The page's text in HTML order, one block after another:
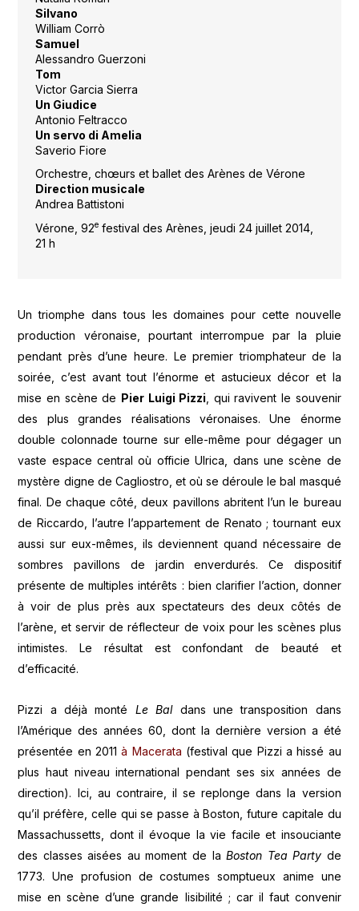
Silvano
William Corrò
Samuel
Alessandro Guerzoni
Tom
Victor Garcia Sierra
Un Giudice
Antonio Feltracco
Un servo di Amelia
Saverio Fiore
Orchestre, chœurs et ballet des Arènes de Vérone
Direction musicale
Andrea Battistoni
Vérone, 92efestival des Arènes, jeudi 24 juillet 2014,
21 h
Un triomphe dans tous les domaines pour cette nouvelle
production véronaise, pourtant interrompue par la pluie
pendant près d’une heure. Le premier triomphateur de la
soirée, c’est avant tout l’énorme et astucieux décor et la
mise en scène de Pier Luigi Pizzi, qui ravivent le souvenir
des plus grandes réalisations véronaises. Une énorme
double colonnade tourne sur elle-même pour dégager un
vaste espace central où officie Ulrica, dans une scène de
mystère digne de Cagliostro, et où se déroule le bal masqué
final. De chaque côté, deux pavillons abritent l’un le bureau
de Riccardo, l’autre l’appartement de Renato ; tournant eux
aussi sur eux-mêmes, ils deviennent quand nécessaire de
sombres pavillons de jardin enverdurés. Ce dispositif
présente de multiples intérêts : bien clarifier l’action, donner
à voir de plus près aux spectateurs des deux côtés de
l’arène, et servir de réflecteur de voix pour les scènes plus
intimistes. Le résultat est confondant de beauté et
d’efficacité.
Pizzi a déjà monté Le Baldans une transposition dans
l’Amérique des années 60, dont la dernière version a été
présentée en 2011à Macerata (festival que Pizzi a hissé au
plus haut niveau international pendant ses six années de
direction). Ici, au contraire, il se replonge dans la version
qu’il préfère, celle qui se passe à Boston, future capitale du
Massachussetts, dont il évoque la vie facile et insouciante
des classes aisées au moment de laBoston Tea Party de
1773. Une profusion de costumes somptueux anime une
mise en scène d’une grande lisibilité ; car il faut convenir